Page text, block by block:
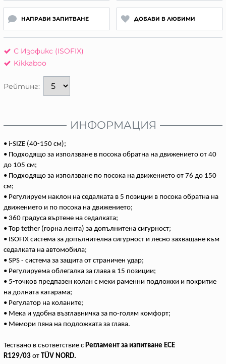
НАПРАВИ ЗАПИТВАНЕ ДОБАВИ В ЛЮБИМИ
С Изофикс (ISOFIX)
Kikkaboo
Рейтинг:
ИНФОРМАЦИЯ
• i-SIZE (40-150 см);
• Подходящo за използване в посока обратна на движението от 40
до 105 см;
• Подходящо за използване по посока на движението от 76 до 150
см;
• Регулируем наклон на седалката в 5 позиции в посока обратна на
движението и по посока на движението;
• 360 градуса въртене на седалката;
• Top tether (горна лента) за допълнитена сигурност;
• ISOFIX система за допълнителна сигурност и лесно захващане към
седалката на автомобила;
• SPS - система за защита от страничен удар;
• Регулируема облегалка за глава в 15 позиции;
• 5-точков предпазен колан с меки раменни подложки и покритие
на долната катарама;
• Регулатор на коланите;
• Мека и удобна възглавничка за по-голям комфорт;
• Мемори пяна на подложката за глава.
Тествано в съответствие с Регламент за изпитване ECE
R129/03 от TÜV NORD.